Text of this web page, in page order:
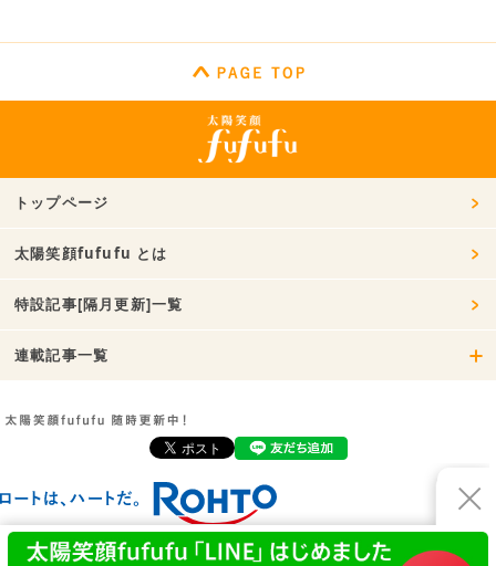
トップページ
太陽笑顔fufufu とは
特設記事[隔月更新]一覧
連載記事一覧